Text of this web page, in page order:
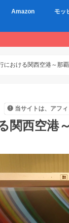
Amazon モッ
における関西空港～那
当サイトは、アフ
関西空港